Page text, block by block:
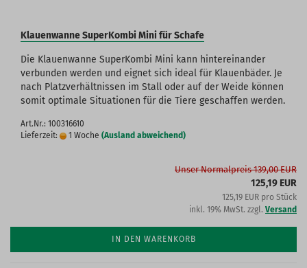
Klauenwanne SuperKombi Mini für Schafe
Die Klauenwanne SuperKombi Mini kann hintereinander
verbunden werden und eignet sich ideal für Klauenbäder. Je
nach Platzverhältnissen im Stall oder auf der Weide können
somit optimale Situationen für die Tiere geschaffen werden.
Art.Nr.: 100316610
Lieferzeit:
1 Woche (Ausland abweichend)
Unser Normalpreis 139,00 EUR
125,19 EUR
125,19 EUR pro Stück
inkl. 19% MwSt. zzgl. Versand
IN DEN WARENKORB